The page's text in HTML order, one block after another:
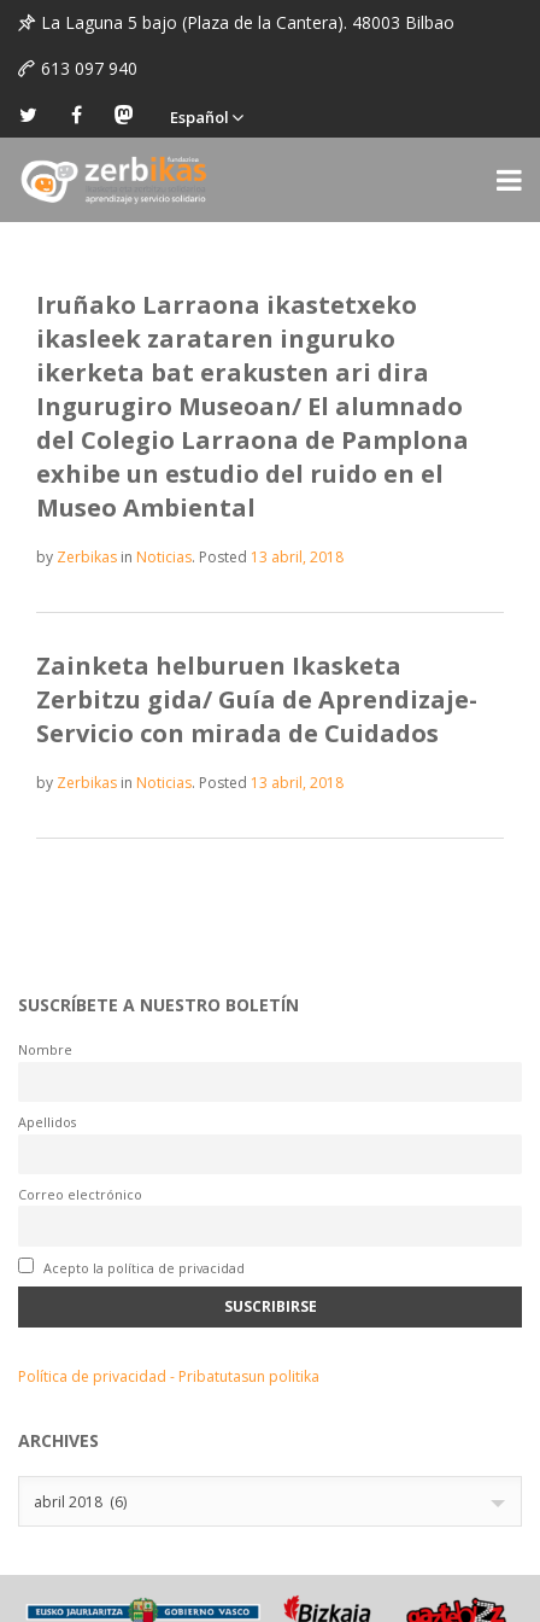
La Laguna 5 bajo (Plaza de la Cantera). 48003 Bilbao
613 097 940
Español
Iruñako Larraona ikastetxeko
ikasleek zarataren inguruko
ikerketa bat erakusten ari dira
Ingurugiro Museoan/ El alumnado
del Colegio Larraona de Pamplona
exhibe un estudio del ruido en el
Museo Ambiental
by Zerbikas in Noticias. Posted 13 abril, 2018
Zainketa helburuen Ikasketa
Zerbitzu gida/ Guía de Aprendizaje-
Servicio con mirada de Cuidados
by Zerbikas in Noticias. Posted 13 abril, 2018
SUSCRÍBETE A NUESTRO BOLETÍN
Nombre
Apellidos
Correo electrónico
Acepto la política de privacidad
Política de privacidad - Pribatutasun politika
ARCHIVES
abril 2018 (6)